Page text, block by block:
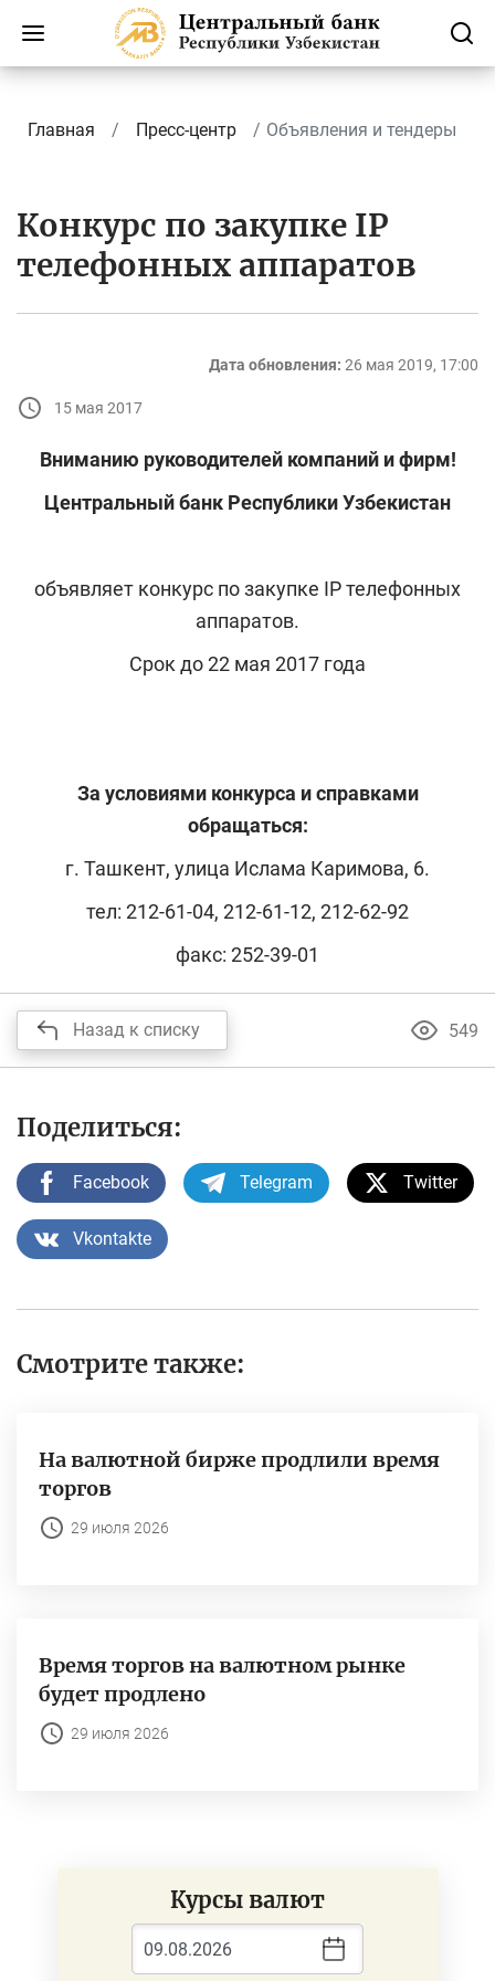
Главная Пресс-центр Объявления и тендеры
Конкурс по закупке IP
телефонных аппаратов
Дата обновления: 26 мая 2019, 17:00
15 мая 2017
Вниманию руководителей компаний и фирм!
Центральный банк Республики Узбекистан
объявляет конкурс по закупке IP телефонных
аппаратов.
Срок до 22 мая 2017 года
За условиями конкурса и справками
обращаться:
г. Ташкент, улица Ислама Каримова, 6.
тел: 212-61-04, 212-61-12, 212-62-92
факс: 252-39-01
Назад к списку 549
Поделиться:
Facebook Telegram Twitter
Vkontakte
Смотрите также:
На валютной бирже продлили время
торгов
29 июля 2026
Время торгов на валютном рынке
будет продлено
29 июля 2026
Курсы валют